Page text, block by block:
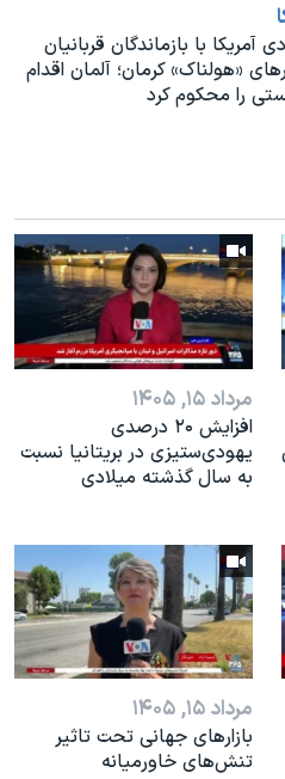
آمریکا با بازماندگان قربانیان
«هولناک» کرمان؛ آلمان اقدام
را محکوم کرد
مرداد ۱۵, ۱۴۰۵
افزایش ۲۰ درصدی
یهودی‌ستیزی در بریتانیا نسبت
به سال گذشته میلادی
مرداد ۱۵, ۱۴۰۵
بازارهای جهانی تحت تاثیر
تنش‌های خاورمیانه